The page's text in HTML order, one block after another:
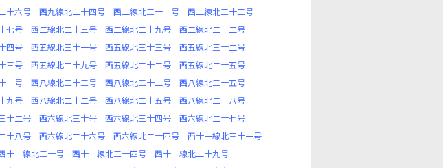
十六号 西九線北二十四号 西二線北三十一号
西二線北三十三号
七号 西二線北二十三号 西二線北二十九号
西二線北二十二号
四号 西五線北三十一号 西五線北三十三号
西五線北三十二号
三号 西五線北二十九号 西五線北二十二号
西五線北二十五号
一号 西八線北三十三号 西八線北三十二号
西八線北三十五号
九号 西八線北二十二号 西八線北二十五号
西八線北二十八号
十二号 西六線北三十号 西六線北三十四号
西六線北二十七号
十八号 西六線北二十六号 西六線北二十四号
西十一線北三十一号
十一線北三十号 西十一線北三十四号
西十一線北二十九号